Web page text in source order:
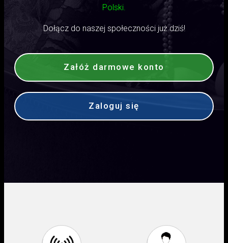
Polski.
Dołącz do naszej społeczności już dziś!
Załóż darmowe konto
Zaloguj się